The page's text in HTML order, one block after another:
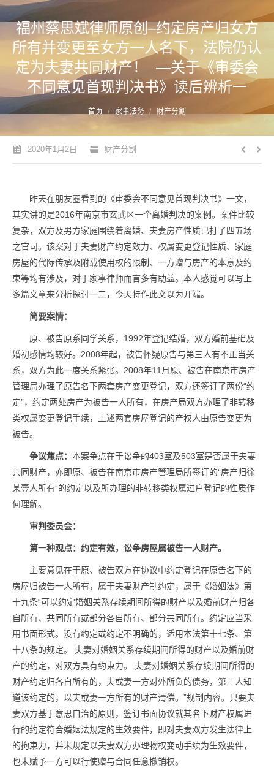
福州蔡思斌律师原创–约定房产归女方
所有并变更至女方一人名下，法院仍认
定为夫妻共同财产！ —关于《审委会
不同意见首现判决书》读后辨析一
您的位置： 首页 家事法务 财产分割
2020年1月2日 财产分割
昨天在朋友圈看到的《审委会不同意见首现判决书》一文，
其实讲的是2016年南京市玄武区一个离婚判决的案例。案件比较
复杂，双方及男方家庭围绕着离婚、夫妻房产性质已打了四五场
之官司。该案对于夫妻财产约定效力、权属变更登记性质、家庭
房屋的代际传承及附载使用权的限制、一方赠与房产的本意及约
束等均有涉及，对于家事律师而言多有助益。本人感觉可以写上
多篇文章来分析探讨一二，今天特作此文以为开端。
简要案情：
原、被告原系同学关系，1992年登记结婚，双方婚前基础及
婚初感情均较好。2008年起，被告怀疑原告与第三人有不正当关
系，双方为此一度关系紧张。2008年11月原、被告在南京市房产
管理局办理了原告名下两套房产变更登记，双方还签订了两份“约
定”，约定两处房产为被告一人所有，在房产局双方办理了非转移
类权属变更登记手续，上述两套房屋登记的产权人由原告变更为
被告。
争议焦点： 本案争点在于讼争的403室及503室是否属于夫妻
共同财产，亦即原、被告在南京市房产管理局所签订的“房产归徐
某壹人所有”的约定以及所办理的非转移类权属过户登记的性质作
何理解。
审判委员会：
第一种观点：约定有效，讼争房屋属被告一人财产。
主要意见在于原、被告双方在协议中约定登记在原告名下的
房屋归被告一人所有，属于夫妻财产制约定，属于《婚姻法》第
十九条“可以约定婚姻关系存续期间所得的财产以及婚前财产归各
自所有、共同所有或部分各自所有、部分共同所有。约定应当采
用书面形式。没有约定或约定不明确的，适用本法第十七条、第
十八条的规定。 夫妻对婚姻关系存续期间所得的财产以及婚前财
产的约定，对双方具有约束力。 夫妻对婚姻关系存续期间所得的
财产约定归各自所有的，夫或妻一方对外所负的债务，第三人知
道该约定的，以夫或妻一方所有的财产清偿。”规制内容。只要夫
妻双方基于意思自治的原则，签订书面协议就其名下财产权属进
行的约定符合婚姻法规定的生效要件，即对夫妻双方发生法律上
的拘束力，并未规定以夫妻双方办理物权变动手续为生效要件，
也未赋予一方可以行使赠与合同任意撤销权。